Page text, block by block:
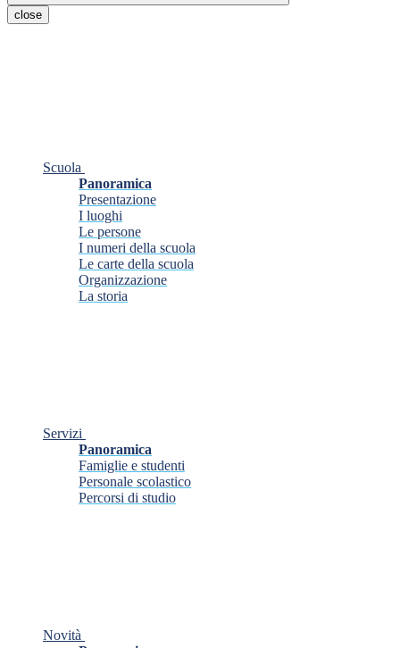
close
Scuola
Panoramica
Presentazione
I luoghi
Le persone
I numeri della scuola
Le carte della scuola
Organizzazione
La storia
Servizi
Panoramica
Famiglie e studenti
Personale scolastico
Percorsi di studio
Novità